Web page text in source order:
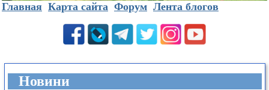
Главная Карта сайта Форум Лента блогов
Новини